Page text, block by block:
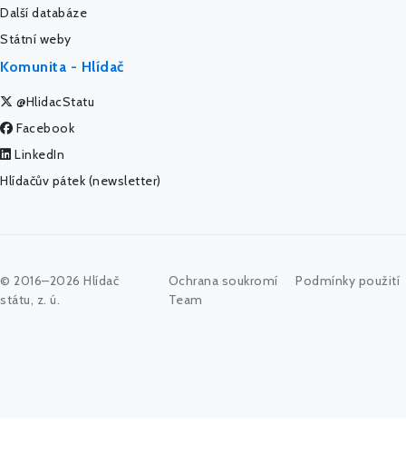
Další databáze
Státní weby
Komunita - Hlídač
@HlidacStatu
Facebook
LinkedIn
Hlídačův pátek (newsletter)
© 2016–2026 Hlídač
státu, z. ú.
Ochrana soukromí
Podmínky použití
Team